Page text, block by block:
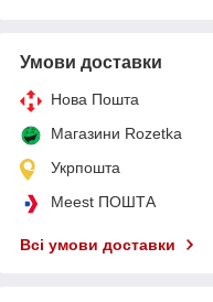
Умови доставки
Нова Пошта
Магазини Rozetka
Укрпошта
Meest ПОШТА
Всі умови доставки